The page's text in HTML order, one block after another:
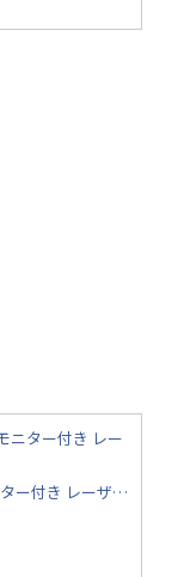
トゥルーロール ボイスアイ 音声距離案内 モニター付き レーザー距離計